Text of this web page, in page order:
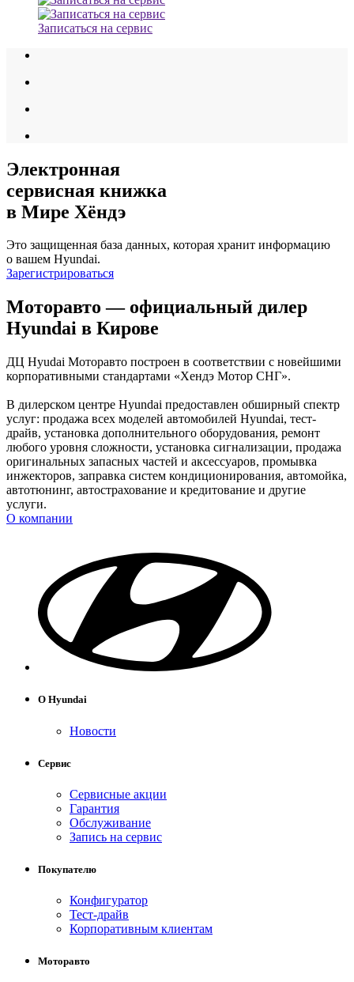
Записаться на сервис
Электронная
сервисная книжка
в Мире Хёндэ
Это защищенная база данных, которая хранит информацию
о вашем Hyundai.
Зарегистрироваться
Моторавто — официальный дилер
Hyundai в Кирове
ДЦ Hyudai Моторавто построен в соответствии с новейшими
корпоративными стандартами «Хендэ Мотор СНГ».
В дилерском центре Hyundai предоставлен обширный спектр
услуг: продажа всех моделей автомобилей Hyundai, тест-
драйв, установка дополнительного оборудования, ремонт
любого уровня сложности, установка сигнализации, продажа
оригинальных запасных частей и аксессуаров, промывка
инжекторов, заправка систем кондиционирования, автомойка,
автотюнинг, автострахование и кредитование и другие
услуги.
О компании
О Hyundai
Новости
Сервис
Сервисные акции
Гарантия
Обслуживание
Запись на сервис
Покупателю
Конфигуратор
Тест-драйв
Корпоративным клиентам
Моторавто